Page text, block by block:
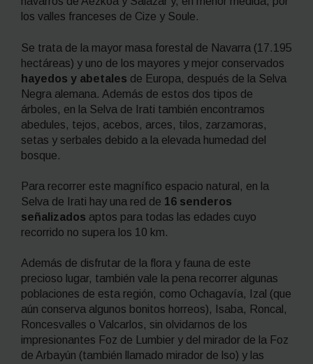
los valles franceses de Cize y Soule.
Se trata de la mayor masa forestal de Navarra (17.195
hectáreas) y uno de los mayores y mejor conservados
hayedos y abetales de Europa, después de la Selva
Negra alemana. Además de estos dos tipos de
árboles, en la Selva de Irati también encontramos
abedules, tejos, acebos, arces, tilos, zarzamoras,
setas y serbales debido a la elevada humedad del
bosque.
Para recorrer este magnífico espacio natural, en la
Selva de Irati hay una red de 16 senderos
señalizados aptos para todas las edades cuyo
recorrido no supera los 10 km.
Además de disfrutar de la flora y fauna de este
precioso lugar, también vale la pena recorrer algunas
poblaciones de esta región, como Ochagavía, Izal (que
aún conserva algunos bonitos horreos), Isaba, Roncal,
Roncesvalles o Valcarlos, sin olvidarnos de los
impresionantes Foz de Lumbier y del mirador de la Foz
de Arbayún (también llamado mirador de lso) y las